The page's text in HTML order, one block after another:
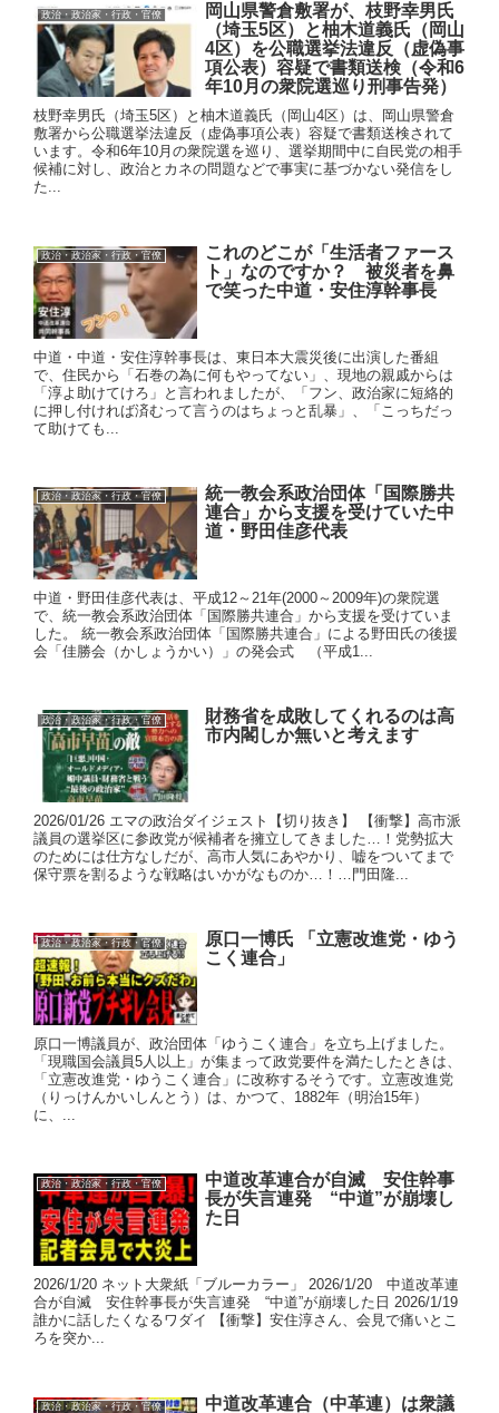
政治・政治家・行政・官僚
岡山県警倉敷署が、枝野幸男氏
（埼玉5区）と柚木道義氏（岡山
4区）を公職選挙法違反（虚偽事
項公表）容疑で書類送検（令和6
年10月の衆院選巡り刑事告発）
枝野幸男氏（埼玉5区）と柚木道義氏（岡山4区）は、岡山県警倉
敷署から公職選挙法違反（虚偽事項公表）容疑で書類送検されて
います。令和6年10月の衆院選を巡り、選挙期間中に自民党の相手
候補に対し、政治とカネの問題などで事実に基づかない発信をし
た...
政治・政治家・行政・官僚
これのどこが「生活者ファース
ト」なのですか？ 被災者を鼻
で笑った中道・安住淳幹事長
中道・中道・安住淳幹事長は、東日本大震災後に出演した番組
で、住民から「石巻の為に何もやってない」、現地の親戚からは
「淳よ助けてけろ」と言われましたが、「フン、政治家に短絡的
に押し付ければ済むって言うのはちょっと乱暴」、「こっちだっ
て助けても...
政治・政治家・行政・官僚
統一教会系政治団体「国際勝共
連合」から支援を受けていた中
道・野田佳彦代表
中道・野田佳彦代表は、平成12～21年(2000～2009年)の衆院選
で、統一教会系政治団体「国際勝共連合」から支援を受けていま
した。 統一教会系政治団体「国際勝共連合」による野田氏の後援
会「佳勝会（かしょうかい）」の発会式 （平成1...
政治・政治家・行政・官僚
財務省を成敗してくれるのは高
市内閣しか無いと考えます
2026/01/26 エマの政治ダイジェスト【切り抜き】 【衝撃】高市派
議員の選挙区に参政党が候補者を擁立してきました…！党勢拡大
のためには仕方なしだが、高市人気にあやかり、嘘をついてまで
保守票を割るような戦略はいかがなものか…！…門田隆...
政治・政治家・行政・官僚
原口一博氏 「立憲改進党・ゆう
こく連合」
原口一博議員が、政治団体「ゆうこく連合」を立ち上げました。
「現職国会議員5人以上」が集まって政党要件を満たしたときは、
「立憲改進党・ゆうこく連合」に改称するそうです。立憲改進党
（りっけんかいしんとう）は、かつて、1882年（明治15年）
に、...
政治・政治家・行政・官僚
中道改革連合が自滅 安住幹事
長が失言連発 “中道”が崩壊し
た日
2026/1/20 ネット大衆紙「ブルーカラー」 2026/1/20 中道改革連
合が自滅 安住幹事長が失言連発 “中道”が崩壊した日 2026/1/19
誰かに話したくなるワダイ 【衝撃】安住淳さん、会見で痛いとこ
ろを突か...
政治・政治家・行政・官僚
中道改革連合（中革連）は衆議